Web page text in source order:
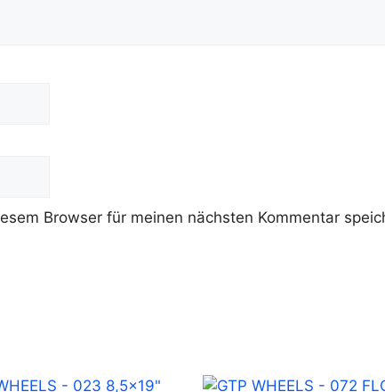
Browser für meinen nächsten Kommentar